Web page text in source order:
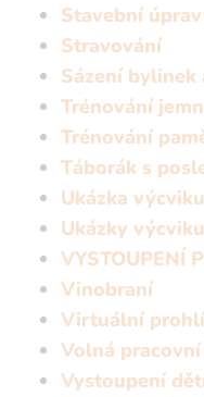
Stavební
Stravování
Sázení bylinek
Trénování
Trénování
Táborák s
Ukázka
Ukázky
VYSTOUPENÍ
Vinobraní
Virtuální
Volná
Vystoupení